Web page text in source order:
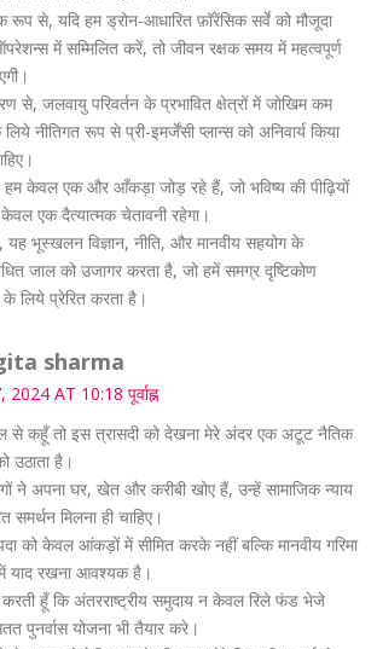
रूप से, यदि हम ड्रोन-आधारित फ़ॉरेंसिक सर्वे को मौजूदा
में सम्मिलित करें, तो जीवन रक्षक समय में महत्वपूर्ण
से, जलवायु परिवर्तन के प्रभावित क्षेत्रों में जोखिम कम
नीतिगत रूप से प्री-इमर्जेंसी प्लान्स को अनिवार्य किया
हम केवल एक और आँकड़ा जोड़ रहे हैं, जो भविष्य की पीढ़ियों
एक दैत्यात्मक चेतावनी रहेगा।
यह भूस्खलन विज्ञान, नीति, और मानवीय सहयोग के
जाल को उजागर करता है, जो हमें समग्र दृष्टिकोण
लिये प्रेरित करता है।
sharma
AT 10:18 पूर्वाह्न
से कहूँ तो इस त्रासदी को देखना मेरे अंदर एक अटूट नैतिक
उठाता है।
ने अपना घर, खेत और करीबी खोए हैं, उन्हें सामाजिक न्याय
समर्थन मिलना ही चाहिए।
को केवल आंकड़ों में सीमित करके नहीं बल्कि मानवीय गरिमा
याद रखना आवश्यक है।
हूँ कि अंतरराष्ट्रीय समुदाय न केवल रिले फंड भेजे
पुनर्वास योजना भी तैयार करे।